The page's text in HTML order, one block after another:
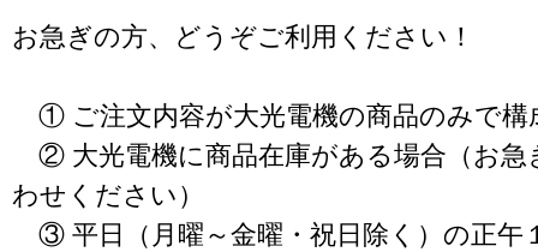
お急ぎの方、どうぞご利用ください！
① ご注文内容が大光電機の商品のみで構
② 大光電機に商品在庫がある場合（お急
わせください）
③ 平日（月曜～金曜・祝日除く）の正午